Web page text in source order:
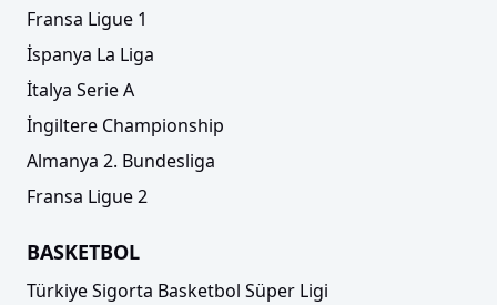
Fransa Ligue 1
İspanya La Liga
İtalya Serie A
İngiltere Championship
Almanya 2. Bundesliga
Fransa Ligue 2
BASKETBOL
Türkiye Sigorta Basketbol Süper Ligi